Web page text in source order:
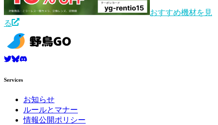
おすすめ機材を見
る
Services
お知らせ
ルールとマナー
情報公開ポリシー